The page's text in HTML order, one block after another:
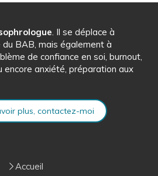
. Il se déplace à
BAB, mais également à
de confiance en soi, burnout,
encore anxiété, préparation aux
plus, contactez-moi
Accueil